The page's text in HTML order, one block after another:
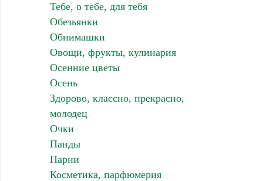
Тебе, о тебе, для тебя
Обезьянки
Обнимашки
Овощи, фрукты, кулинария
Осенние цветы
Осень
Здорово, классно, прекрасно,
молодец
Очки
Панды
Парни
Косметика, парфюмерия